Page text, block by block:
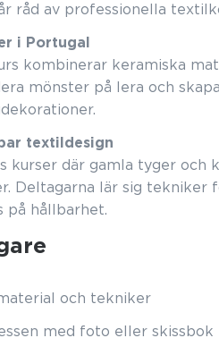
råd av professionella
i Portugal
kombinerar keramiska
mönster på lera och
textildesign
kurser där gamla tyger och
Deltagarna lär sig tekniker
på hållbarhet.
och tekniker
med foto eller skissbok